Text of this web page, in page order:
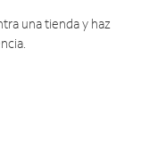
una tienda y haz